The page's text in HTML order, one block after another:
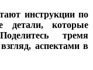
инструкции по
детали, которые
тремя
аспектами в